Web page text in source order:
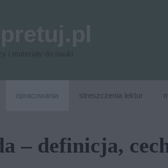
opracowania streszczenia lektur
– definicja,